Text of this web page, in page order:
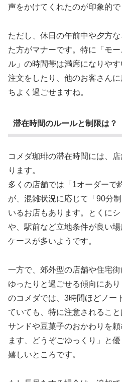
声をかけてくれたのが印象的で
ただし、休日の午前中や夕方
た方がマナーです。特に「モ
ル」の時間帯は満席になりや
注文をしたり、他のお客さん
ちよく過ごせますね。
滞在時間のルールと制限は？
コメダ珈琲の滞在時間には、
ります。
多くの店舗では「1オーダーで
が、混雑状況に応じて「90分
いるお店もあります。とくに
や、駅前など立地条件が良い
ケースが多いようです。
一方で、郊外型の店舗や住宅
ゆったりと過ごせる傾向にあ
のコメダでは、3時間ほどノー
ていても、特に注意されるこ
サンドや豆菓子のおかわりを
ます、どうぞごゆっくり」と
嬉しいところです。